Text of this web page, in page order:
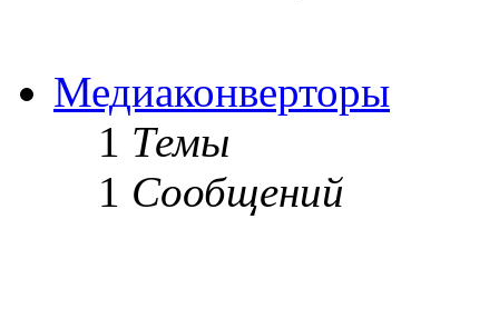
Медиаконверторы
1 Темы
1 Сообщений